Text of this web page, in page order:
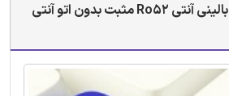
ترجمه مقاله ارتباط بالینی آنتی Ro52 مثبت بدون اتو آنتی